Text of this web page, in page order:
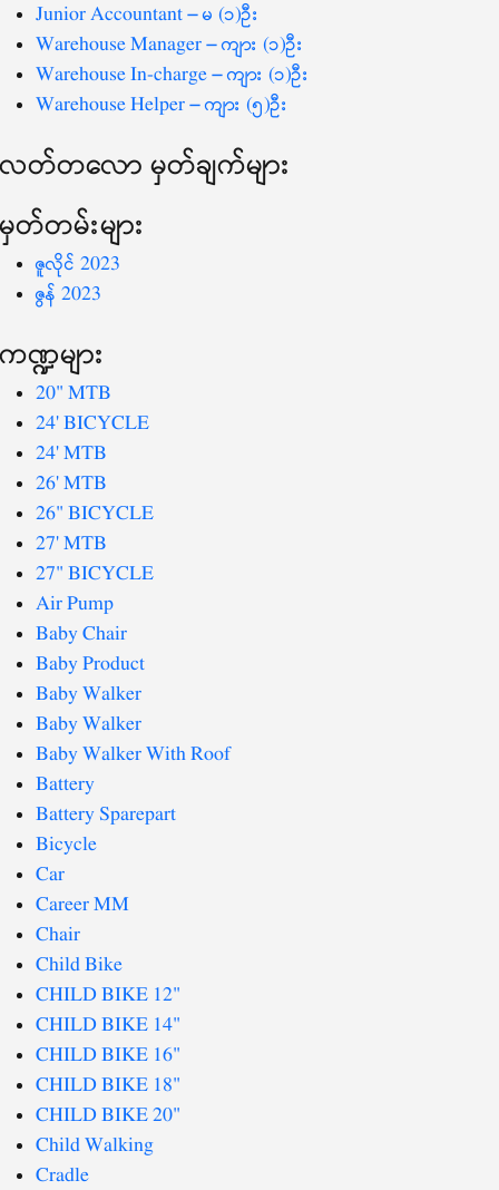
Junior Accountant – မ (၁)ဦး
Warehouse Manager – ကျား (၁)ဦး
Warehouse In-charge – ကျား (၁)ဦး
Warehouse Helper – ကျား (၅)ဦး
လတ်တ‌လော မှတ်ချက်များ
မှတ်တမ်းများ
ဇူလိုင် 2023
ဇွန် 2023
ကဏ္ဍများ
20" MTB
24' BICYCLE
24' MTB
26' MTB
26" BICYCLE
27' MTB
27" BICYCLE
Air Pump
Baby Chair
Baby Product
Baby Walker
Baby Walker
Baby Walker With Roof
Battery
Battery Sparepart
Bicycle
Car
Career MM
Chair
Child Bike
CHILD BIKE 12"
CHILD BIKE 14"
CHILD BIKE 16"
CHILD BIKE 18"
CHILD BIKE 20"
Child Walking
Cradle